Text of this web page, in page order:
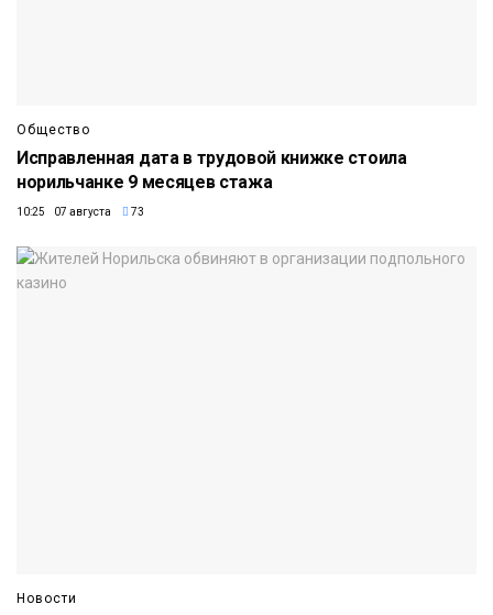
Общество
Исправленная дата в трудовой книжке стоила
норильчанке 9 месяцев стажа
10:25 07 августа 73
Новости